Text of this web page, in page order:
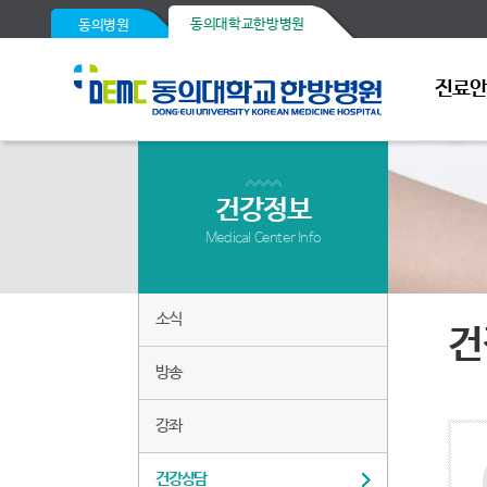
동의병원 동의대학교한방병원
진료
건강정보
Medical Center Info
소식
방송
강좌
건강상담